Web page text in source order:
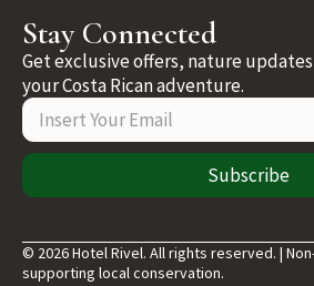
Stay Connected
Get exclusive offers, nature
your Costa Rican adventure.
Subscribe
© 2026 Hotel Rivel. All rights reserved. |
supporting local conservation.